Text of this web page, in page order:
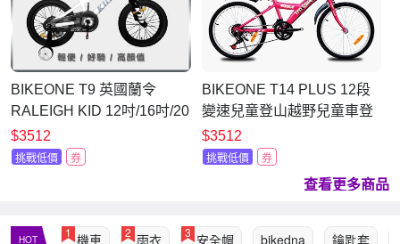
BIKEONE T9 英國蘭令
RALEIGH KID 12吋/16吋/20
吋單速童車兒童腳踏車青少
年山地自行車男女學生MTB
$3512
挑戰低價 券
BIKEONE T14 PLUS 12段
變速兒童登山越野兒童車登
山車專為入門兒童騎乘設計
充滿童趣風格的運動山地車
$3512
挑戰低價 券
查看更多商品
HOT 1 機車 2 雨衣 3 安全帽 bikedna 鑰匙套